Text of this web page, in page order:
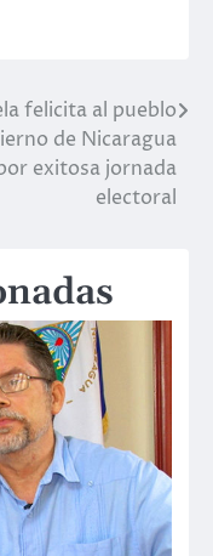
felicita al pueblo
de Nicaragua
exitosa jornada
electoral